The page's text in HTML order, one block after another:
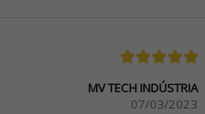
MV TECH INDÚSTRIA
07/03/2023